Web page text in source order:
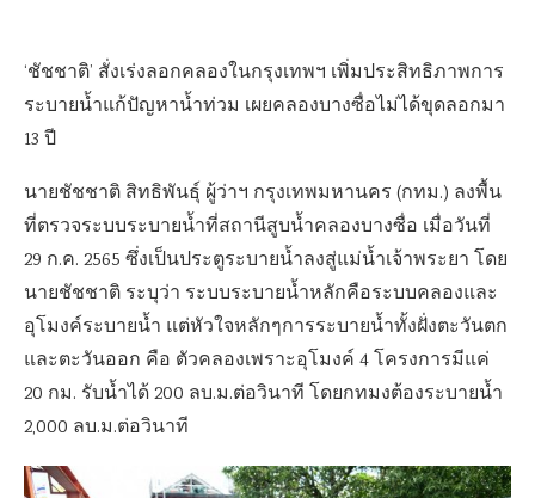
‘ชัชชาติ’ สั่งเร่งลอกคลองในกรุงเทพฯ เพิ่มประสิทธิภาพการ
ระบายน้ำแก้ปัญหาน้ำท่วม เผยคลองบางซื่อไม่ได้ขุดลอกมา
13 ปี
นายชัชชาติ สิทธิพันธุ์ ผู้ว่าฯ กรุงเทพมหานคร (กทม.) ลงพื้น
ที่ตรวจระบบระบายน้ำที่สถานีสูบน้ำคลองบางซื่อ เมื่อวันที่
29 ก.ค. 2565 ซึ่งเป็นประตูระบายน้ำลงสู่แม่น้ำเจ้าพระยา โดย
นายชัชชาติ ระบุว่า ระบบระบายน้ำหลักคือระบบคลองและ
อุโมงค์ระบายน้ำ แต่หัวใจหลักๆการระบายน้ำทั้งฝั่งตะวันตก
และตะวันออก คือ ตัวคลองเพราะอุโมงค์ 4 โครงการมีแค่
20 กม. รับน้ำได้ 200 ลบ.ม.ต่อวินาที โดยกทมงต้องระบายน้ำ
2,000 ลบ.ม.ต่อวินาที